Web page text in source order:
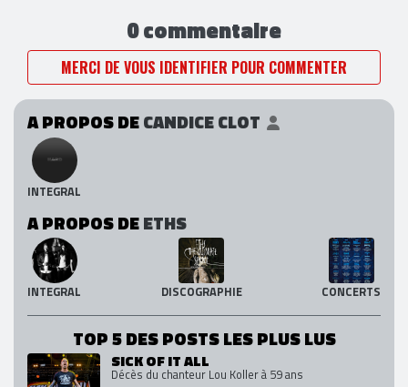
0 commentaire
MERCI DE VOUS IDENTIFIER POUR COMMENTER
A PROPOS DECANDICE CLOT
INTEGRAL
A PROPOS DEETHS
INTEGRAL DISCOGRAPHIE CONCERTS
TOP 5 DES POSTS LES PLUS LUS
SICK OF IT ALL
Décès du chanteur Lou Koller à 59 ans